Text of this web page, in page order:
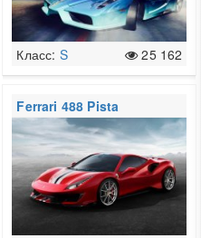
Класс: S 25 162
Ferrari 488 Pista